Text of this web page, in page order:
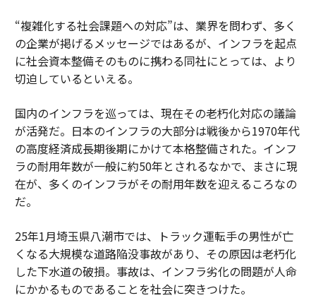
“複雑化する社会課題への対応”は、業界を問わず、多く
の企業が掲げるメッセージではあるが、インフラを起点
に社会資本整備そのものに携わる同社にとっては、より
切迫しているといえる。
国内のインフラを巡っては、現在その老朽化対応の議論
が活発だ。日本のインフラの大部分は戦後から1970年代
の高度経済成長期後期にかけて本格整備された。インフ
ラの耐用年数が一般に約50年とされるなかで、まさに現
在が、多くのインフラがその耐用年数を迎えるころなの
だ。
25年1月埼玉県八潮市では、トラック運転手の男性が亡
くなる大規模な道路陥没事故があり、その原因は老朽化
した下水道の破損。事故は、インフラ劣化の問題が人命
にかかるものであることを社会に突きつけた。